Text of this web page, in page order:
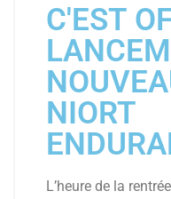
C'EST
NIORT
L’heure de la